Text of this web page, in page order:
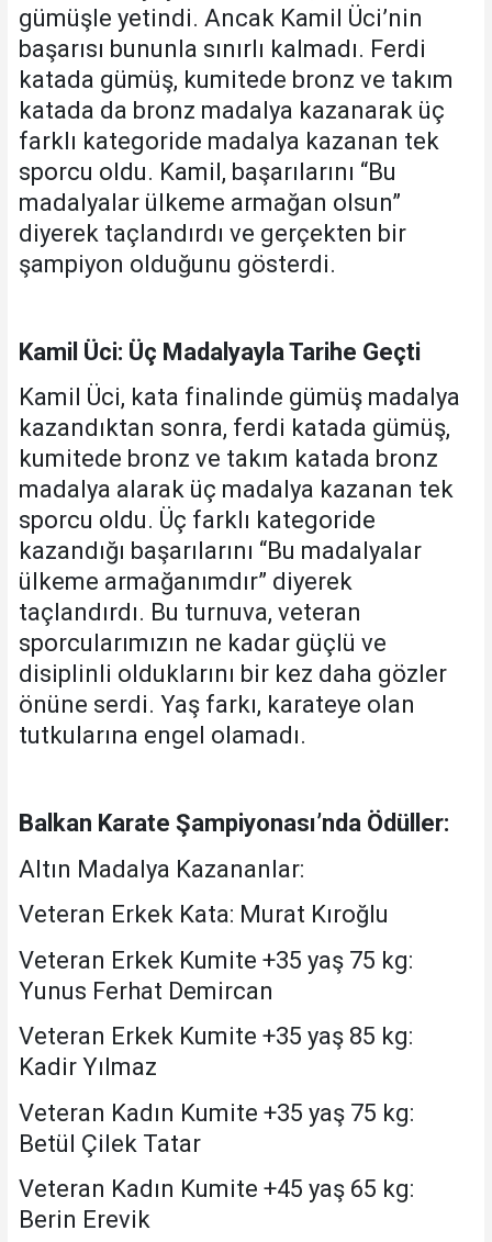
gümüşle yetindi. Ancak Kamil Üci’nin
başarısı bununla sınırlı kalmadı. Ferdi
katada gümüş, kumitede bronz ve takım
katada da bronz madalya kazanarak üç
farklı kategoride madalya kazanan tek
sporcu oldu. Kamil, başarılarını “Bu
madalyalar ülkeme armağan olsun”
diyerek taçlandırdı ve gerçekten bir
şampiyon olduğunu gösterdi.
Kamil Üci: Üç Madalyayla Tarihe Geçti
Kamil Üci, kata finalinde gümüş madalya
kazandıktan sonra, ferdi katada gümüş,
kumitede bronz ve takım katada bronz
madalya alarak üç madalya kazanan tek
sporcu oldu. Üç farklı kategoride
kazandığı başarılarını “Bu madalyalar
ülkeme armağanımdır” diyerek
taçlandırdı. Bu turnuva, veteran
sporcularımızın ne kadar güçlü ve
disiplinli olduklarını bir kez daha gözler
önüne serdi. Yaş farkı, karateye olan
tutkularına engel olamadı.
Balkan Karate Şampiyonası’nda Ödüller:
Altın Madalya Kazananlar:
Veteran Erkek Kata: Murat Kıroğlu
Veteran Erkek Kumite +35 yaş 75 kg:
Yunus Ferhat Demircan
Veteran Erkek Kumite +35 yaş 85 kg:
Kadir Yılmaz
Veteran Kadın Kumite +35 yaş 75 kg:
Betül Çilek Tatar
Veteran Kadın Kumite +45 yaş 65 kg:
Berin Erevik